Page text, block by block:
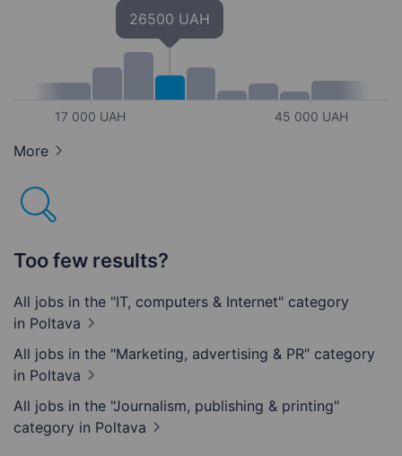
17 000 UAH
26500 UAH
45 000 UAH
More
Too few results?
All jobs in the "IT, computers & Internet" category
in Poltava
All jobs in the "Marketing, advertising & PR" category
in Poltava
All jobs in the "Journalism, publishing & printing"
category in Poltava